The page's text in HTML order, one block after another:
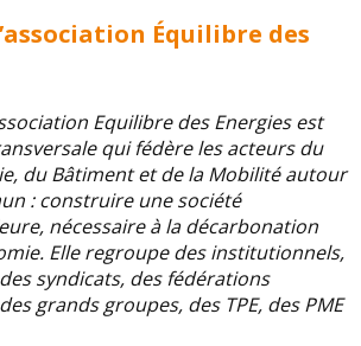
Équilibre des
Equilibre des Energies est
qui fédère les acteurs du
du Bâtiment et de la Mobilité autour
: construire une société
nécessaire à la décarbonation
Elle regroupe des institutionnels,
syndicats, des fédérations
grands groupes, des TPE, des PME